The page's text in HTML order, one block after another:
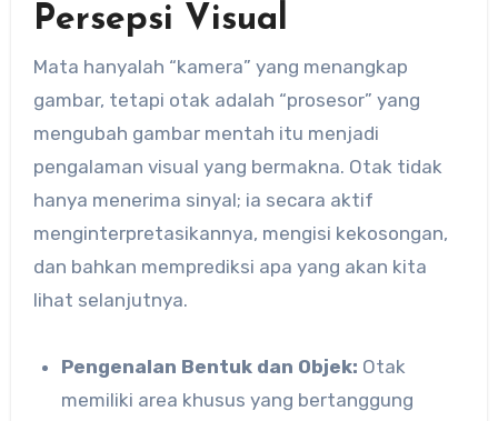
Persepsi Visual
Mata hanyalah “kamera” yang menangkap
gambar, tetapi otak adalah “prosesor” yang
mengubah gambar mentah itu menjadi
pengalaman visual yang bermakna. Otak tidak
hanya menerima sinyal; ia secara aktif
menginterpretasikannya, mengisi kekosongan,
dan bahkan memprediksi apa yang akan kita
lihat selanjutnya.
Pengenalan Bentuk dan Objek: Otak
memiliki area khusus yang bertanggung